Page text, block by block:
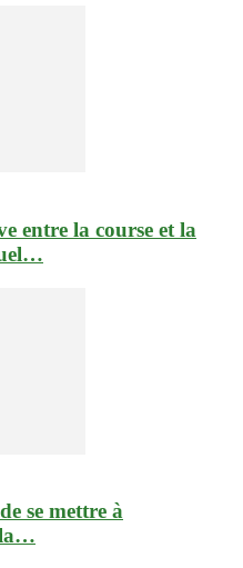
entre la course et la
se mettre à
la…